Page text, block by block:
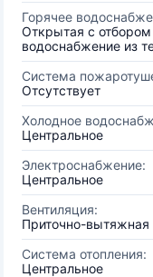
Горячее
Открытая с
водоснабжение из
Система
Отсутствует
Холодное
Центральное
Электроснабжение:
Центральное
Вентиляция:
Приточно-вытяжная
Система отопления:
Центральное